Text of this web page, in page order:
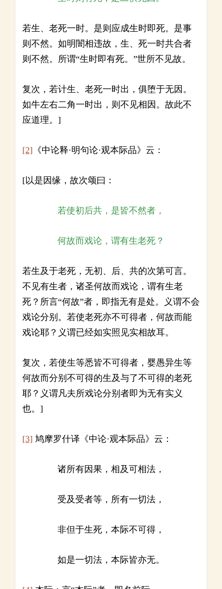
若生、老死一时。是则应成生时即死。是事
则不然。如明闇相违故，生、死一时共合者
则不然。所谓“生时即有死。”世所不见故。
复次，若计生、老死一时出，俱堕于无因。
如牛左右二角一时出，则不见相因。故此不
应道理。]
[2] 《中论释·明句论·观本际品》云：
[以是因缘，故次颂曰：
若使初后共，是皆不然者，
何故而戏论，谓有生老死？
若生及于老死，无初、后、共的次第可言。
不见有生者，诸圣何故而戏论，谓有生老
死？所言“何故”者，即指无有是处。义谓不会
戏论分别。若使老死亦不可得者，何故而能
戏论耶？义谓已经如实照见实相故耳。
复次，若使生等悉皆不可得者，婴愚异生等
何故而分别不可得的生及与了不可得的老死
耶？义谓凡夫所戏论分别者即为无有实义
也。]
[3] 鸠摩罗什译《中论·观本际品》云：
诸所有因果，相及可相法，
受及受者等，所有一切法，
非但于生死，本际不可得，
如是一切法，本际皆亦无。